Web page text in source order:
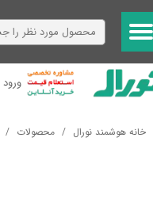
ورود
حساب کاربری من
تغییر گذر واژه
خروج از حساب کاربری
خانه هوشمند نورال محصولات